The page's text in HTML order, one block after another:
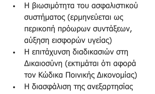
Η βιωσιμότητα του ασφαλιστικού
συστήματος (ερμηνεύεται ως
περικοπή πρόωρων συντάξεων,
αύξηση εισφορών υγείας)
Η επιτάχυνση διαδικασιών στη
Δικαιοσύνη (εκτιμάται ότι αφορά
τον Κώδικα Ποινικής Δικονομίας)
Η διασφάλιση της ανεξαρτησίας